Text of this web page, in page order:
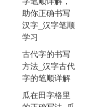
助你正确书写
汉字_汉字笔顺
学习
古代字的书写
方法_汉字古代
字的笔顺详解
瓜在田字格里